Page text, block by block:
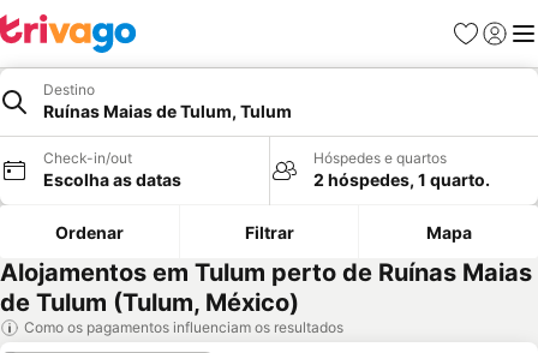
Favoritos
Iniciar
Destino
Ruínas Maias de Tulum, Tulum
Check-in/out
Escolha as datas
Hóspedes e quartos
2 hóspedes, 1 quarto.
Ordenar Filtrar Mapa
Alojamentos em Tulum perto de Ruínas Maias
de Tulum (Tulum, México)
Como os pagamentos influenciam os resultados